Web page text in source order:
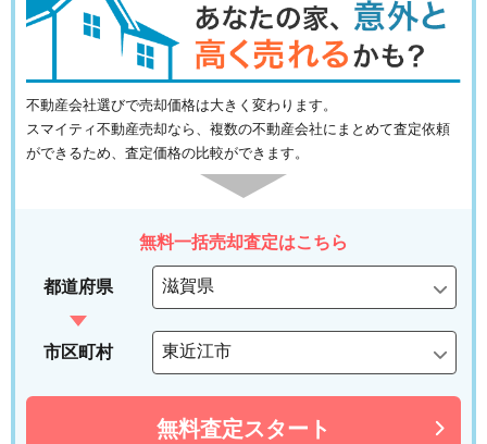
不動産会社選びで売却価格は大きく変わります。
スマイティ不動産売却なら、複数の不動産会社にまとめて査定依頼
ができるため、査定価格の比較ができます。
無料一括売却査定はこちら
都道府県
市区町村
無料査定スタート